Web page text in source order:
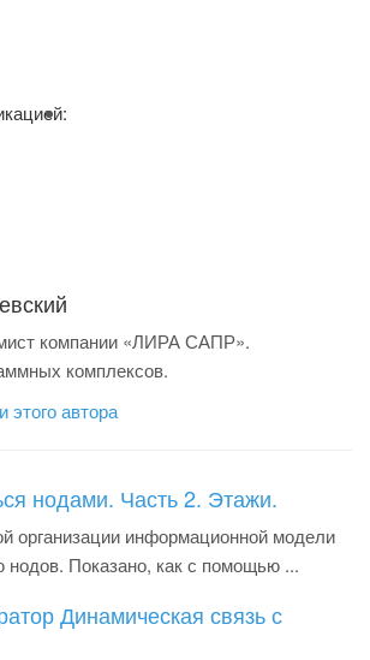
компании «ЛИРА САПР».
комплексов.
этого автора
нодами. Часть 2. Этажи.
организации информационной модели
Показано, как с помощью ...
Динамическая связь с